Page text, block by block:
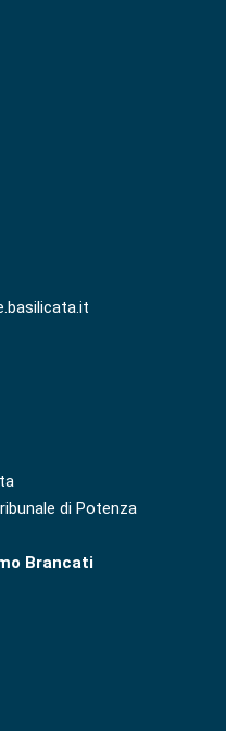
di Potenza
Brancati